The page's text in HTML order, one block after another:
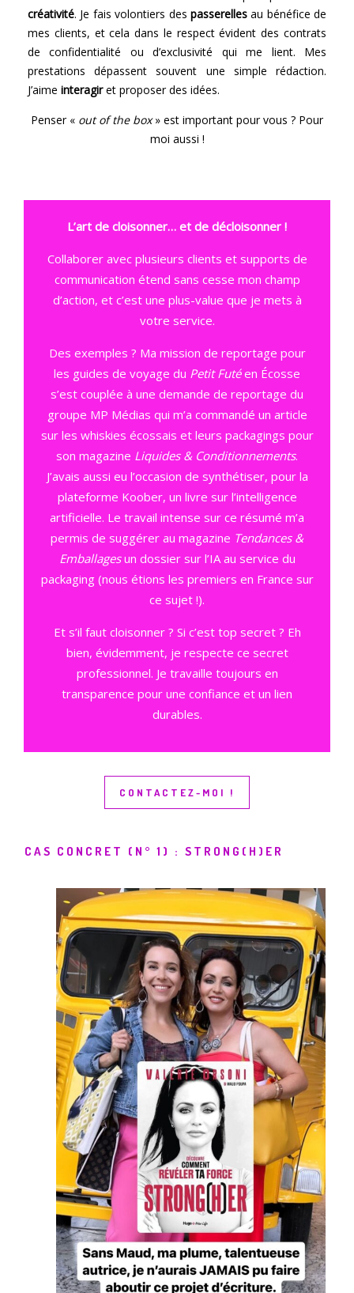
créativité. Je fais volontiers des passerellesau bénéfice de
mes clients, et cela dans le respect évident des contrats
de confidentialité ou d’exclusivité qui me lient. Mes
prestations dépassent souvent une simple rédaction.
J’aime interagiret proposer des idées.
Penser « out of the box» est important pour vous ? Pour
moi aussi !
L’art de cloisonner… et de décloisonner !
Collaborer avec plusieurs clients et supports de
communication étend sans cesse mon champ
d’action, et c’est une plus-value que je mets à
votre service.
Des exemples ? Ma mission de reportage pour
les guides de voyage du Petit Futéen Écosse
s’est couplée à une demande de reportage du
groupe MP Médias qui m’a commandé un article
sur les whiskies écossais et leurs packagings pour
son magazine Liquides & Conditionnements.
J’avais aussi eu l’occasion de synthétiser, pour la
plateforme Koober, un livre sur l’intelligence
artificielle. Le travail intense sur ce résumé m’a
permis de suggérer au magazine Tendances &
Emballagesun dossier sur l’IA au service du
packaging (nous étions les premiers en France sur
ce sujet !).
Et s’il faut cloisonner ? Si c’est top secret ? Eh
bien, évidemment, je respecte ce secret
professionnel. Je travaille toujours en
transparence pour une confiance et un lien
durables.
CONTACTEZ-MOI !
CAS CONCRET (N° 1) : STRONG(H)ER